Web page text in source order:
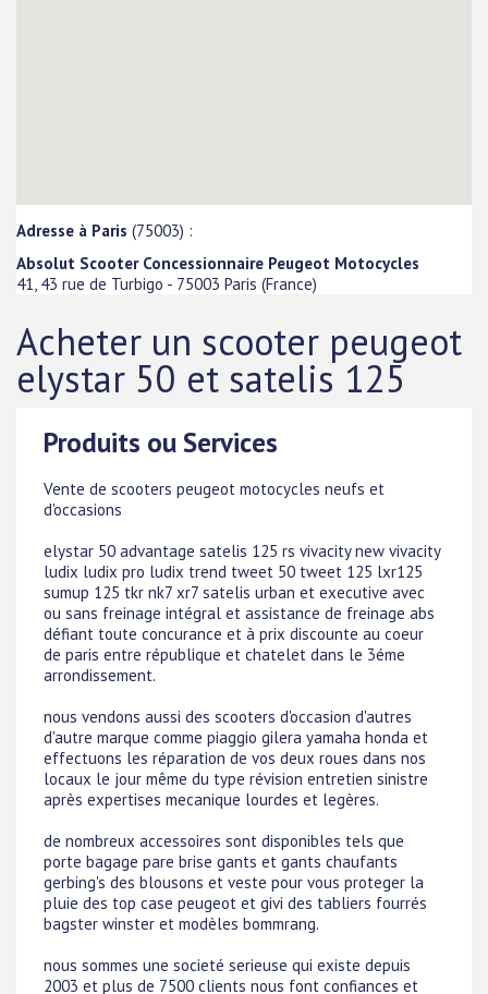
Adresse à Paris (75003) :
Absolut Scooter Concessionnaire Peugeot Motocycles
41, 43 rue de Turbigo - 75003 Paris (France)
Acheter un scooter peugeot
elystar 50 et satelis 125
Produits ou Services
Vente de scooters peugeot motocycles neufs et
d'occasions
elystar 50 advantage satelis 125 rs vivacity new vivacity
ludix ludix pro ludix trend tweet 50 tweet 125 lxr125
sumup 125 tkr nk7 xr7 satelis urban et executive avec
ou sans freinage intégral et assistance de freinage abs
défiant toute concurance et à prix discounte au coeur
de paris entre république et chatelet dans le 3éme
arrondissement.
nous vendons aussi des scooters d'occasion d'autres
d'autre marque comme piaggio gilera yamaha honda et
effectuons les réparation de vos deux roues dans nos
locaux le jour même du type révision entretien sinistre
après expertises mecanique lourdes et legères.
de nombreux accessoires sont disponibles tels que
porte bagage pare brise gants et gants chaufants
gerbing's des blousons et veste pour vous proteger la
pluie des top case peugeot et givi des tabliers fourrés
bagster winster et modèles bommrang.
nous sommes une societé serieuse qui existe depuis
2003 et plus de 7500 clients nous font confiances et